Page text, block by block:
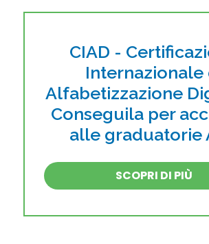
CIAD -
Internazionale
Alfabetizzazione
Conseguila per
alle graduatorie
SCOPRI DI PIÙ